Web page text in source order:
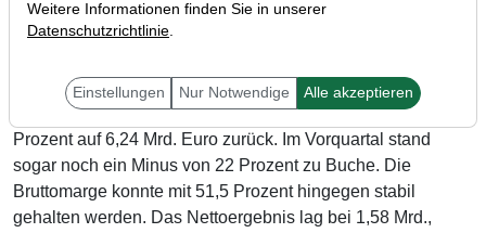
Der niederländische Halbleiterausrüster ASML (WKN:
Quartal bekannt und musste einen herben Umsatzrückgang
verbuchen. Demnach ging der Umsatz um fast zehn
Prozent auf 6,24 Mrd. Euro zurück. Im Vorquartal stand
sogar noch ein Minus von 22 Prozent zu Buche. Die
Bruttomarge konnte mit 51,5 Prozent hingegen stabil
gehalten werden. Das Nettoergebnis lag bei 1,58 Mrd.,
Weitere Informationen finden Sie in unserer
Datenschutzrichtlinie.
Einstellungen Nur Notwendige Alle akzeptieren